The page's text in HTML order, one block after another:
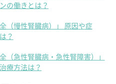
の働きとは？
（慢性腎臓病）」 原因や症
？
（急性腎臓病・急性腎障害）」
療方法は？